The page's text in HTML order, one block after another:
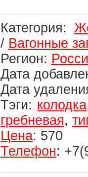
Категория:
/ Вагонные
Регион:
Дата
Дата
Тэги: колодка
гребневая,
Цена: 570
Телефон: